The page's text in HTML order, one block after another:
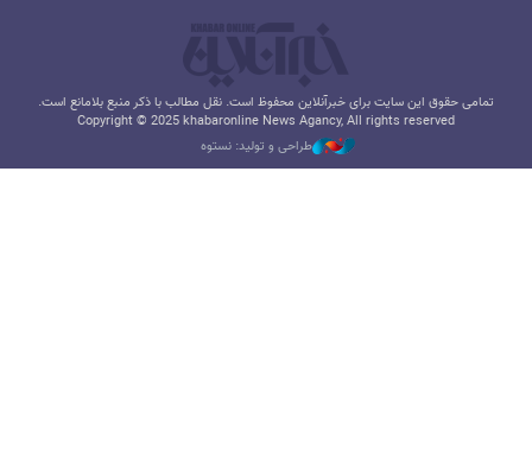
تمامی حقوق این سایت برای خبرآنلاین محفوظ است. نقل مطالب با ذکر منبع بلامانع است.
Copyright © 2025 khabaronline News Agancy, All rights reserved
طراحی و تولید: نستوه